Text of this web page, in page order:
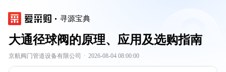
寻源宝典
大通径球阀的原理、应用及选购指南
京航阀门管道设备有限公司 · 2026-08-04 08:00:00